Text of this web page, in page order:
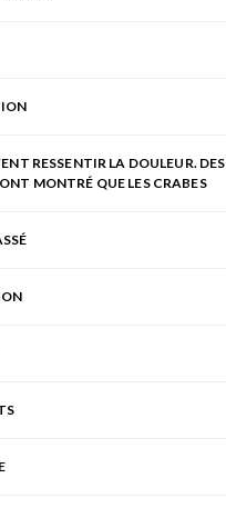
RESSENTIR LA DOULEUR. DES
MONTRÉ QUE LES CRABES